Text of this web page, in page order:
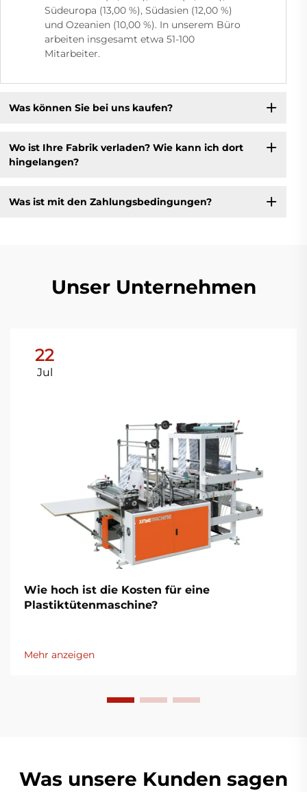
Südeuropa (13,00 %), Südasien (12,00 %)
und Ozeanien (10,00 %). In unserem Büro
arbeiten insgesamt etwa 51-100
Mitarbeiter.
Was können Sie bei uns kaufen?
Wo ist Ihre Fabrik verladen? Wie kann ich dort
hingelangen?
Was ist mit den Zahlungsbedingungen?
Unser Unternehmen
22
Jul
Wie hoch ist die Kosten für eine
Plastiktütenmaschine?
Mehr anzeigen
Was unsere Kunden sagen